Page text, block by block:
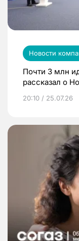
Новости
Почти 3 млн
рассказал о
20:10 / 25.07.26